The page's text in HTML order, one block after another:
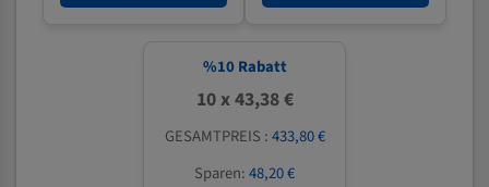
%10 Rabatt
10 x 43,38 €
GESAMTPREIS :433,80 €
Sparen:48,20 €